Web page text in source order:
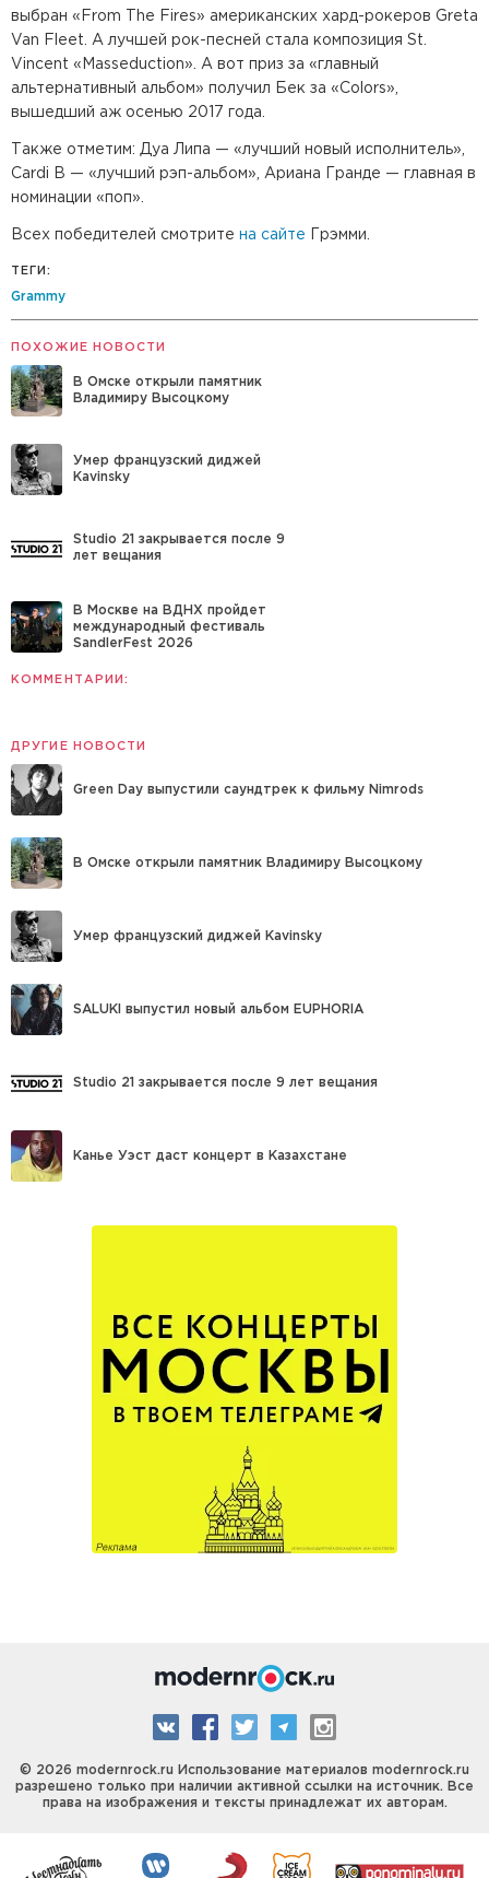
выбран «From The Fires» американских хард-рокеров Greta
Van Fleet. А лучшей рок-песней стала композиция St.
Vincent «Masseduction». А вот приз за «главный
альтернативный альбом» получил Бек за «Colors»,
вышедший аж осенью 2017 года.
Также отметим: Дуа Липа — «лучший новый исполнитель»,
Cardi B — «лучший рэп-альбом», Ариана Гранде — главная в
номинации «поп».
Всех победителей смотрите на сайте Грэмми.
ТЕГИ:
Grammy
ПОХОЖИЕ НОВОСТИ
В Омске открыли памятник
Владимиру Высоцкому
Умер французский диджей
Kavinsky
Studio 21 закрывается после 9
лет вещания
В Москве на ВДНХ пройдет
международный фестиваль
SandlerFest 2026
КОММЕНТАРИИ:
ДРУГИЕ НОВОСТИ
Green Day выпустили саундтрек к фильму Nimrods
В Омске открыли памятник Владимиру Высоцкому
Умер французский диджей Kavinsky
SALUKI выпустил новый альбом EUPHORIA
Studio 21 закрывается после 9 лет вещания
Канье Уэст даст концерт в Казахстане
© 2026 modernrock.ru Использование материалов modernrock.ru
разрешено только при наличии активной ссылки на источник. Все
права на изображения и тексты принадлежат их авторам.